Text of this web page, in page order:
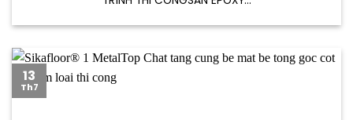
13
Th7